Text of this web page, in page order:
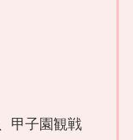
甲子園観戦